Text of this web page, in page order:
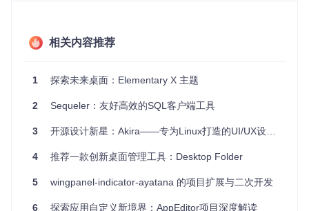
此外，这个项目也为开发者提供了一个学习如何自定义 GTK
应用外观的良好实例，有助于提升他们的 UI 设计和编程技
简约的界面风格。
其他基于 GTK 的Linux 发行版。
：使用 SASS 语言编写，允许灵活调整和扩展样
式，满足个性化需求。
简洁安装：依赖项明确，安装流程简洁，使得即使是初级用
相关内容推荐
1 探索未来桌面：Elementary X 主题
2 Sequeler：友好高效的SQL客户端工具
3 开源设计新星：Akira——专为Linux打造的UI/UX设计工具
4 推荐一款创新桌面管理工具：Desktop Folder
5 wingpanel-indicator-ayatana 的项目扩展与二次开发
6 探索应用自定义新境界：AppEditor项目深度解读